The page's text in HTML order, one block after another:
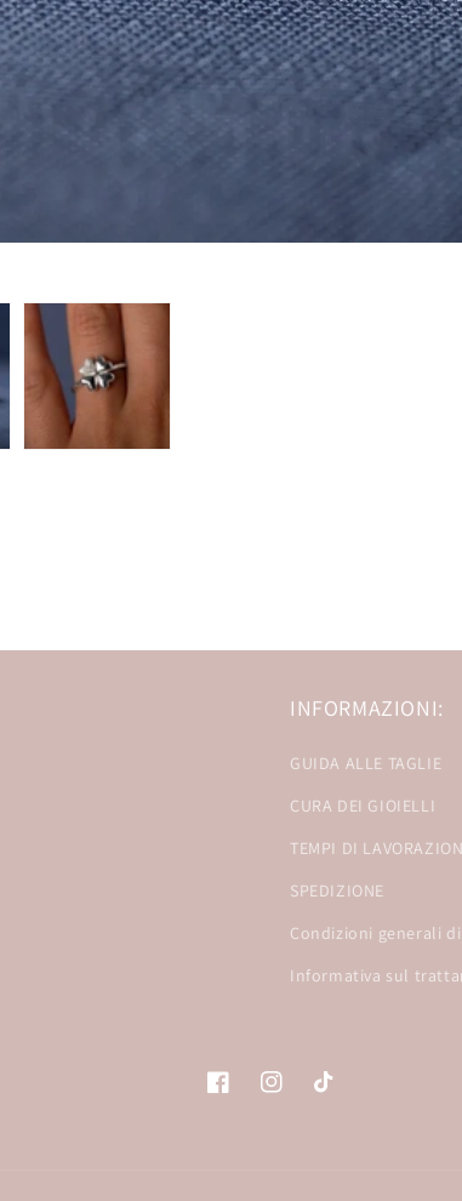
INFORMAZIONI:
GUIDA ALLE TAGLIE
CURA DEI GIOIELLI
TEMPI DI
SPEDIZIONE
Condizioni generali
Informativa sul
FacebookInstagramTikTok